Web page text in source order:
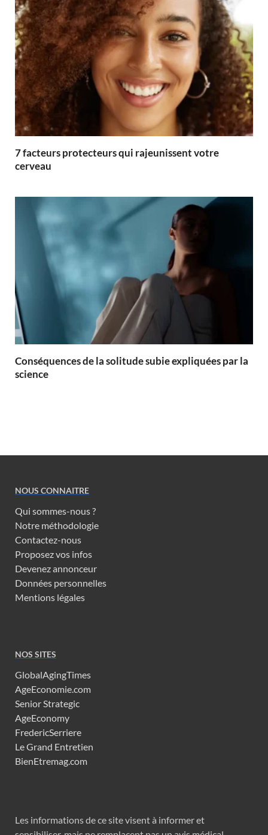
7 facteurs protecteurs qui rajeunissent votre
cerveau
Conséquences de la solitude subie expliquées par la
science
NOUS CONNAITRE
Qui sommes-nous ?
Notre méthodologie
Contactez-nous
Proposez vos infos
Devenez annonceur
Données personnelles
Mentions légales
NOS SITES
GlobalAgingTimes
AgeEconomie.com
Senior Strategic
AgeEconomy
FredericSerriere
Le Grand Entretien
BienEtremag.com
Les informations de ce site visent à informer et